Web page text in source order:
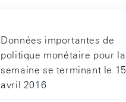
Données importantes de
politique monétaire pour la
semaine se terminant le 15
avril 2016